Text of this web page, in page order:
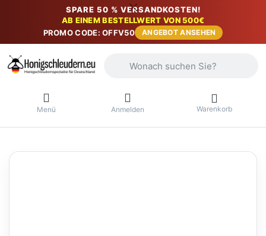
SPARE 50 % VERSANDKOSTEN!
AB EINEM BESTELLWERT VON 500€
PROMO CODE: OFFV50
ANGEBOT ANSEHEN
Menü Anmelden Warenkorb